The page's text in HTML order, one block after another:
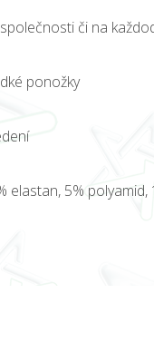
či na
ponožky
elastan, 5%